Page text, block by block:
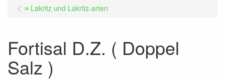
≡ Lakritz und Lakrtiz-arten
Fortisal D.Z. ( Doppel
Salz )